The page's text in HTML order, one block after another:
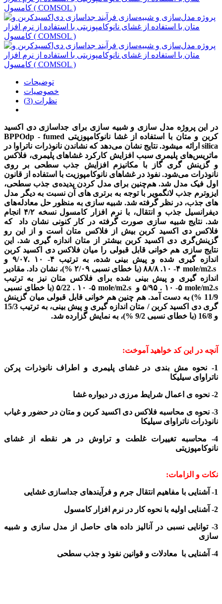
توضیحات
خصوصیات
نظرات (3)
در این پروژه مدل سازی و شبیه سازی برای جداسازی دی اکسید
کربن و متان با استفاده از غشا نانوکامپوزیتی BPPOdp - fumed
silica ارائه میشود. نتایج نشان می‌دهد که نشاندن نانوذرات ناتراوا در
ماتریس‌های پلیمری سبب افزایش کارکرد غشاهای پلیمری، فلاکس
و گزینش گری گاز با مکانیزم افزایش جذب سطحی بر روی
نانوذرات می‌شود. نفوذ درغشاهای نانوکامپوزیت با استفاده از قانون
اول فیک مدل شد. هم‌چنین برای مدل کردن پدیده‌ی جذب سطحی،
ایزوترم جذب لانگمویر با توجه به برتری های آن نسبت به دیگر مدل
های جذب، در نظر گرفته شد. شبیه سازی به منظور حل معادله‌های
دیفرانسیل جذب و انتقال، با نرم افزار کامسول
نسخه ۴/۲ انجام
شد. نتایج شبیه سازی صورت گرفته در کار کنونی نشان داد که
فلاکس دی‌ اکسید کربن بیش از فلاکس متان است و از این رو
گزینش‌‌گری دی اکسید کربن بیشتر از متان اندازه گیری شد. این
نتایج سازی هم خوانی قابل قبولی را میان فلاکس دی اکسید کربن
اندازه گیری شده و پیش بینی شده، به ترتیب ۴- ۱۰ .۹
/۰۷ و
mole/m2.s
۴- ۱۰. ۸۸/۸ (با خطای نسبی ۲/۰۹ %)، نشان داد. مقادیر
اندازه گیری و پیش بینی شده برای فلاکس متان نیز به ترتیب
mole/m2.s۵- ۱۰ . ۵/۹۵ و mole/m2.s ۵- ۱۰ . ۵/22
(با خطای نسبی
11/9 %) به دست آمد. هم چنین هم خوانی قابل قبولی میان گزینش
گری دی اکسید کربن / متان اندازه گیری و پیش بینی، به ترتیب 15/3
و 16/8 (با خطای نسبی 9/2 %)، به نمایش گزارده شد.
آنچه در این کد خواهید آموخت:
1- نحوه مش بندی در غشای پلیمری و اطراف نانوذرات پرکن
ناتراوای سیلیکا
2- نحوه ی اعمال شرایط مرزی در دیواره غشا
3- نحوه ی محاسبه فلاکس دی اکسید کربن و متان در حضور و غیاب
نانوذرات ناتراوای سیلیکا
4- محاسبه تغییرات غلطت و تراوش در هر نقطه از غشای
نانوکامپوزیتی
نکات و الزامات:
1- آشنایی با مفاهیم انتقال جرم و فرآیندهای جداسازی غشایی
2- آشنایی اولیه با نحوه کار در نرم افزار کامسول
3- توانایی نسبی در آنالیز داده های حاصل از مدل سازی و شبیه
سازی
4- آشنایی با معادلات و قوانین نفوذ و جذب سطحی